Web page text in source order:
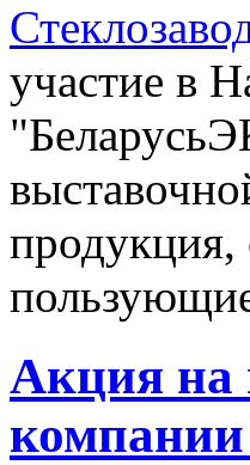
участие в
продукция,
Акция на